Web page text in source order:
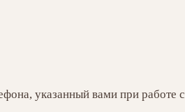
указанный вами при работе с